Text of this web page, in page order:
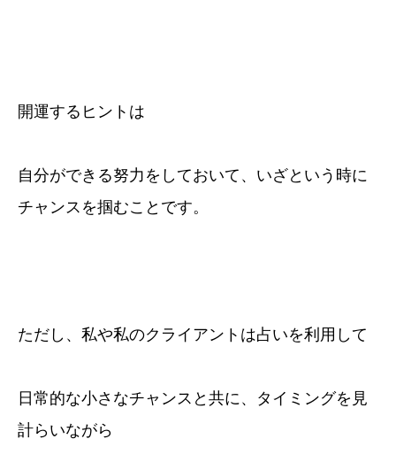
開運するヒントは
自分ができる努力をしておいて、いざという時に
チャンスを掴むことです。
ただし、私や私のクライアントは占いを利用して
日常的な小さなチャンスと共に、タイミングを見
計らいながら